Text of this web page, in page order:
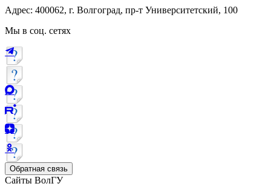
Адрес: 400062, г. Волгоград, пр-т Университетский, 100
Мы в соц. сетях
Обратная связь
Сайты ВолГУ